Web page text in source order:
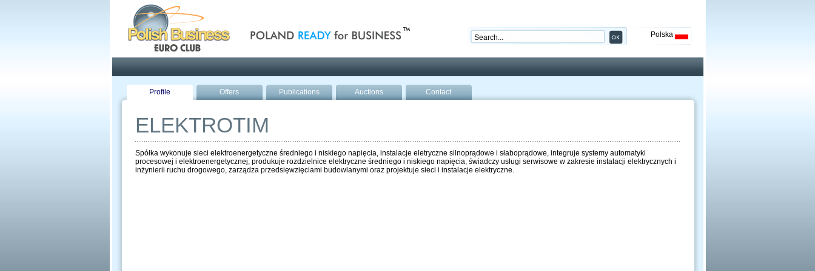
Polska
Profile Offers Publications Auctions Contact
ELEKTROTIM
Spółka wykonuje sieci elektroenergetyczne średniego i niskiego napięcia, instalacje eletryczne silnoprądowe i słaboprądowe, integruje systemy automatyki
procesowej i elektroenergetycznej, produkuje rozdzielnice elektryczne średniego i niskiego napięcia, świadczy usługi serwisowe w zakresie instalacji elektrycznych i
inżynierii ruchu drogowego, zarządza przedsięwzięciami budowlanymi oraz projektuje sieci i instalacje elektryczne.